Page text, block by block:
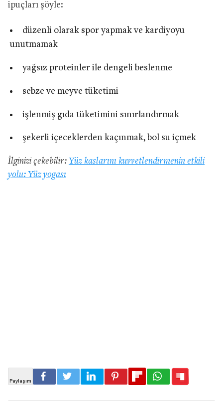
ipuçları şöyle:
düzenli olarak spor yapmak ve kardiyoyu
unutmamak
yağsız proteinler ile dengeli beslenme
sebze ve meyve tüketimi
işlenmiş gıda tüketimini sınırlandırmak
şekerli içeceklerden kaçınmak, bol su içmek
İlginizi çekebilir: Yüz kaslarını kuvvetlendirmenin etkili
yolu: Yüz yogası